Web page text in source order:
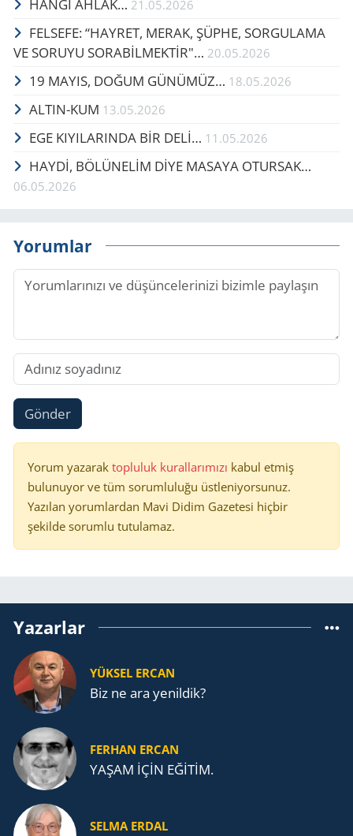
HANGİ AHLÂK… 21.05.2026
FELSEFE: “HAYRET, MERAK, ŞÜPHE, SORGULAMA
VE SORUYU SORABİLMEKTİR"… 20.05.2026
19 MAYIS, DOĞUM GÜ­NÜ­MÜZ… 18.05.2026
ALTIN-KUM 13.05.2026
EGE KIYILARINDA BİR DELİ… 11.05.2026
HAYDİ, BÖ­LÜ­NELİM DİYE MA­SA­YA OTUR­SAK…
06.05.2026
Yorumlar
Gönder
Yorum yazarak topluluk kurallarımızı kabul etmiş
bulunuyor ve tüm sorumluluğu üstleniyorsunuz.
Yazılan yorumlardan Mavi Didim Gazetesi hiçbir
şekilde sorumlu tutulamaz.
Yazarlar
YÜKSEL ERCAN
Biz ne ara yenildik?
FERHAN ERCAN
YAŞAM İÇİN EĞİTİM.
SELMA ERDAL